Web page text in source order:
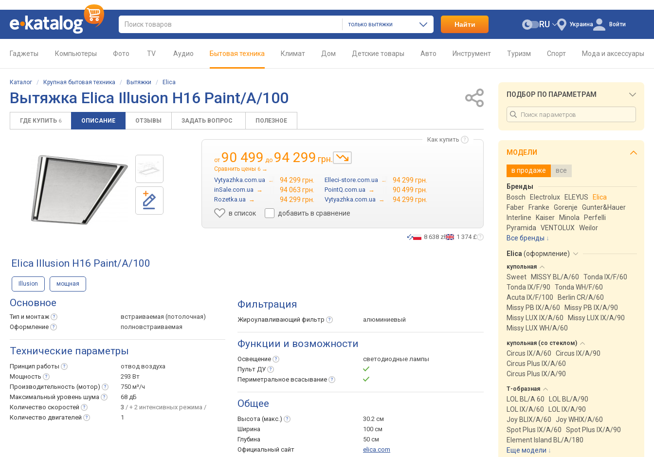
только вытяжки Найти Украина
RU Войти
Гаджеты Компьютеры Фото TV Аудио Бытовая техника Климат Дом Детские товары Авто Инструмент Туризм Спорт Мода и аксессуары
Каталог / Крупная бытовая техника / Вытяжки / Elica
Вытяжка Elica Illusion H16 Paint/A/100
ГДЕ КУПИТЬ 6 ОПИСАНИЕ ОТЗЫВЫ ЗАДАТЬ ВОПРОС ПОЛЕЗНОЕ
Как купить
от 90 499 до 94 299 грн.
Сравнить цены 6 →
Vytyazhka.com.ua → 94 299 грн. Elleci-store.com.ua → 94 299 грн.
inSale.com.ua → 94 063 грн. PointQ.com.ua → 90 499 грн.
Rozetka.ua → 94 299 грн. Vytyazhka.com.ua →
94 299 грн.
в список
добавить в сравнение
8 638 zł 1 374 £
Elica Illusion H16 Paint/A/100
Illusion мощная
Основное
Тип и монтаж
встраиваемая (потолочная)
Оформление
полновстраиваемая
Технические параметры
Принцип работы
отвод воздуха
Мощность
293 Вт
Производительность (мотор)
750 м³/ч
Максимальный уровень шума
68 дБ
Количество скоростей 3 / + 2 интенсивных режима /
Количество двигателей 1
Фильтрация
Жироулавливающий фильтр алюминиевый
Функции и возможности
Освещение
светодиодные лампы
Пульт ДУ
Периметральное всасывание
Общее
Высота (макс.)
30.2 см
Ширина
100 см
Глубина
50 см
Официальный сайт
elica.com
ПОДБОР ПО ПАРАМЕТРАМ
МОДЕЛИ
в продаже все
Бренды
Bosch
Electrolux ELEYUS
Elica
Faber
Franke Gorenje
Gunter&Hauer
Interline
Kaiser Minola
Perfelli
Pyramida
VENTOLUX
Weilor
Все бренды
Elica (оформление)
купольная
Sweet MISSY BL/A/60
Tonda IX/F/60
Tonda IX/F/90
Tonda WH/F/60
Acuta IX/F/100
Berlin CR/A/60
Missy PB IX/A/60
Missy PB IX/A/90
Missy LUX IX/A/60
Missy LUX IX/A/90
Missy LUX WH/A/60
купольная (со стеклом)
Circus IX/A/60
Circus IX/A/90
Circus Plus IX/A/60
Circus Plus IX/A/90
Т-образная
LOL BL/A 60
LOL BL/A/90
LOL IX/A/60
LOL IX/A/90
Joy BLIX/A/60
Joy WHIX/A/60
Spot Plus IX/A/60
Spot Plus IX/A/90
Element Island BL/A/180
Еще модели ↓